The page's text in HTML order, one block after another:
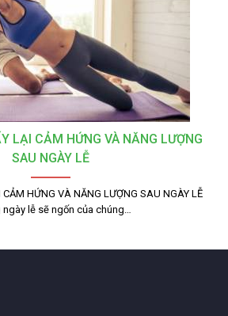
LẠI CẢM HỨNG VÀ NĂNG LƯỢNG
SAU NGÀY LỄ
CẢM HỨNG VÀ NĂNG LƯỢNG SAU NGÀY LỄ
ngày lễ sẽ ngốn của chúng…